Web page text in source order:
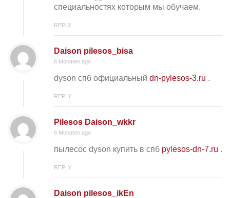
специальностях которым мы обучаем.
REPLY
Daison pilesos_bisa
6 Monaten ago
dyson спб официальный dn-pylesos-3.ru .
REPLY
Pilesos Daison_wkkr
6 Monaten ago
пылесос dyson купить в спб pylesos-dn-7.ru .
REPLY
Daison pilesos_ikEn